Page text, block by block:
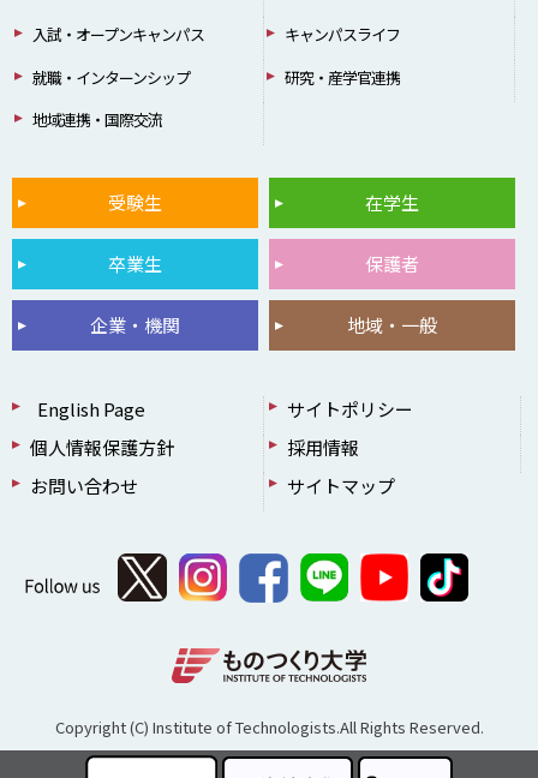
入試・オープンキャンパス
キャンパスライフ
就職・インターンシップ
研究・産学官連携
地域連携・国際交流
受験生 在学生
卒業生 保護者
企業・機関 地域・一般
English Page
サイトポリシー
個人情報保護方針
採用情報
お問い合わせ
サイトマップ
Copyright (C) Institute of Technologists.All Rights Reserved.